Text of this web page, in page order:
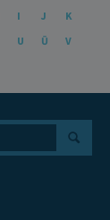
I J
K
U Ū
V